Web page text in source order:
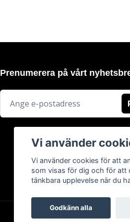
Prenumerera på vårt
Vi använder
Vi använder cookies för att
som visas för dig och för att
tänkbara upplevelse när du
Godkänn alla